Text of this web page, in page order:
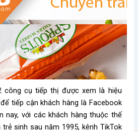
công cụ tiếp thị được xem là hiệu
tiếp cận khách hàng là Facebook
nay, với các khách hàng thuộc thế
sinh sau năm 1995, kênh TikTok